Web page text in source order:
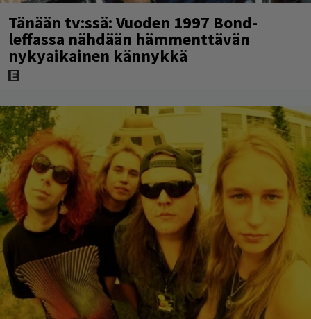
Tänään tv:ssä: Vuoden 1997 Bond-
leffassa nähdään hämmenttävän
nykyaikainen kännykkä